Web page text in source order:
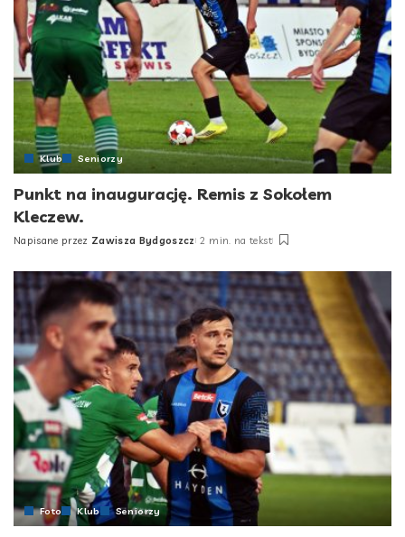
Klub Seniorzy
Punkt na inaugurację. Remis z Sokołem
Kleczew.
Posted
Napisane przez Zawisza Bydgoszcz 2 min. na tekst
Foto Klub Seniorzy